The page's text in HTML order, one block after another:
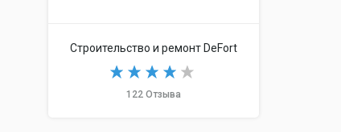
Строительство и ремонт DeFort
122 Отзыва